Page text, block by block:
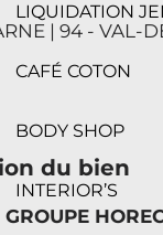
LIQUIDATION
CAFÉ COTON
BODY SHOP
INTERIOR’S
| 94 - VAL-
du bien
GROUPE